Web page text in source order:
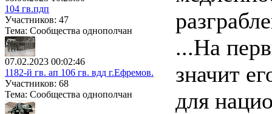
104 гв.пдп
Участников: 47
Тема: Сообщества однополчан
07.02.2023 00:02:46
1182-й гв. ап 106 гв. вдд г.Ефремов.
Участников: 68
Тема: Сообщества однополчан
...На
значит
для